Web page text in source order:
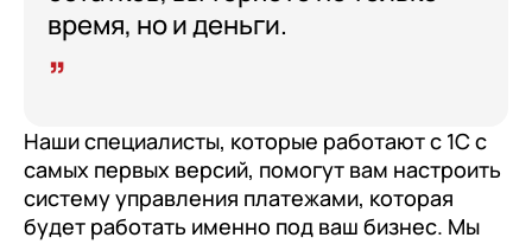
время, но и деньги.
Наши специалисты, которые работают с 1С с
самых первых версий, помогут вам настроить
систему управления платежами, которая
будет работать именно под ваш бизнес. Мы